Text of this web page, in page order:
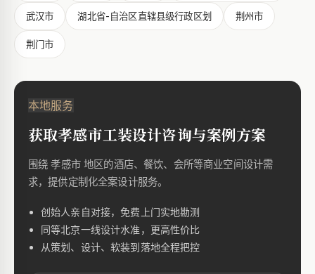
武汉市 湖北省-自治区直辖县级行政区划 荆州市
荆门市
本地服务
获取孝感市工装设计咨询与案例方案
围绕 孝感市 地区的酒店、餐饮、会所等商业空间设计需
求，提供定制化全案设计服务。
创始人亲自对接，免费上门实地勘测
同等北京一线设计水准，更高性价比
从策划、设计、软装到落地全程把控